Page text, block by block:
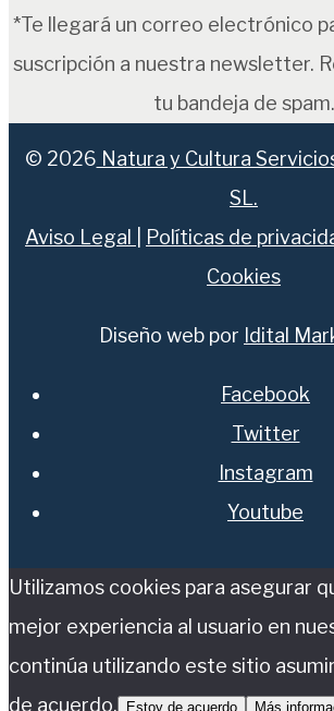
*Te llegará un correo electrónico
suscripción a nuestra newsletter.
tu bandeja de spam.
© 2026 Natura y Cultura
SL.
Aviso Legal
Políticas de
Cookies
Diseño web por Idital
Facebook
Twitter
Instagram
Youtube
Utilizamos cookies para asegurar
mejor experiencia al usuario en
continúa utilizando este sitio
de acuerdo.
Estoy de acuerdo Más